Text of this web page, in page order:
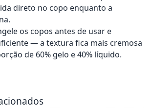
direto no copo enquanto a
os copos antes de usar e
— a textura fica mais cremosa
de 60% gelo e 40% líquido.
Adicionar ao carrinho